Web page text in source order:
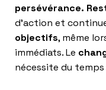
persévérance.
d’action et
objectifs, même
immédiats. Le
nécessite du